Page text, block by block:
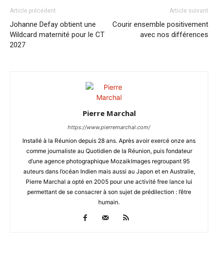
Article précédent
Johanne Defay obtient une
Wildcard maternité pour le CT
2027
Article suivant
Courir ensemble positivement
avec nos différences
Pierre Marchal
https://www.pierremarchal.com/
Installé à la Réunion depuis 28 ans. Après avoir exercé onze ans
comme journaliste au Quotidien de la Réunion, puis fondateur
d’une agence photographique MozaikImages regroupant 95
auteurs dans l’océan Indien mais aussi au Japon et en Australie,
Pierre Marchal a opté en 2005 pour une activité free lance lui
permettant de se consacrer à son sujet de prédilection : l’être
humain.